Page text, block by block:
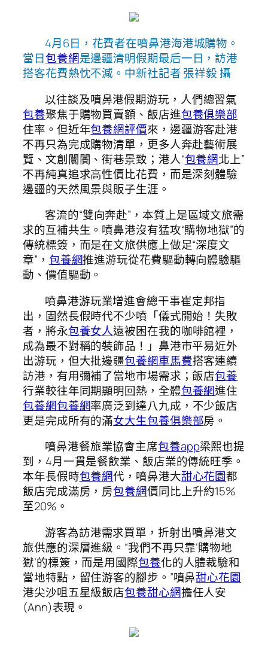
4月6日，花費者在噴鼻港海港城購物。
當日包養網是邊疆清明假期最后一日，訪港
搭客花費熱忱不減。中新社記者 張祥毅 攝
以往談及噴鼻港假期游玩，人們總習氣
包養聚焦于購物買賣額、飯店進包養俱樂部
住率。但近年包養網評價來，邊疆游客赴港
不再只為完成購物清單，更多人奔赴藝術展
覽、文創闤闠、街巷景致；港人“包養網北上”
不再純真追求高性價比花費，而是深刻體驗
邊疆的天然風景與販子生涯。
客流的“雙向奔赴”，本質上是區域文旅需
求的互補共生。噴鼻港沒有猛攻“購物地獄”的
傳統標簽，而是在文旅供應上做足“深度文
章”， 包養網推進游玩從花費驅動轉向體驗驅
動、價值驅動。
噴鼻港游玩業增進會總干事崔定邦指
出，固然長假時代不少噴「儀式開始！失敗
者，將永包養女人遠被困在我的咖啡館裡，
成為最不對稱的裝飾品！」鼻港市平易近外
出游玩，但大批邊疆包養網車馬費搭客連續
訪港，有用彌補了當地市場需求；飯店包養
行業較往年同期顯明回熱，全體包養網進住
包養網包養網率廣泛到達八九成，不少飯店
更是完成所有的滿女大生包養俱樂部房。
噴鼻港餐旅業協會主席包養app梁熙也提
到，4月一貫是餐飲業、飯店業的傳統旺季。
本年長假時包養網代，噴鼻港大甜心花園都
飯店完成滿房，房包養網價同比上升約15%
至20%。
游客為訪港需求買單，折射出噴鼻港文
旅供應的深層進級。“我們不再只靠‘購物地
獄’的標簽，而是用國際包養化的人體裁驗和
當地特點，留住游客的腳步。”噴鼻甜心花園
港尖沙咀五星級飯店包養甜心網擔任人安
(Ann)表現。